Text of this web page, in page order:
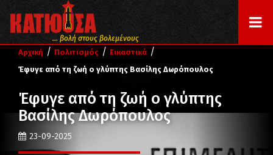
... βολή στους βολεμένους
Αρχική / Πολιτισμός / Εικαστικά /
Έφυγε από τη ζωή ο γλύπτης Βασίλης Δωρόπουλος
Έφυγε από τη ζωή ο γλύπτης
Βασίλης Δωρόπουλος
23-09-2025